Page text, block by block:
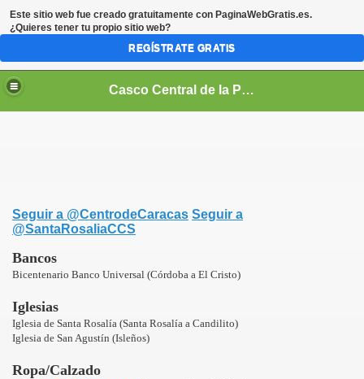
Casco Central de la Parroquia Santa Rosalía
Seguir a @CentrodeCaracas Seguir a
@SantaRosaliaCCS
Bancos
Bicentenario Banco Universal (Córdoba a El Cristo)
Iglesias
Iglesia de Santa Rosalía (Santa Rosalía a Candilito)
Iglesia de San Agustín (Isleños)
Ropa/Calzado
Este sitio web fue creado gratuitamente con PaginaWebGratis.es.
¿Quieres tener tu propio sitio web?
REGÍSTRATE GRATIS